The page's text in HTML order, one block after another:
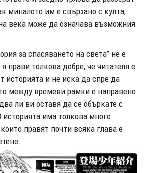
миналото им е свързано с култа,
века може да означава възможния
за спасяването на света” не е
прави толкова добре, че читателя е
историята и не иска да спре да
между времеви рамки е направено
ли ви оставя да се объркате с
историята има толкова много
правят почти всяка глава е